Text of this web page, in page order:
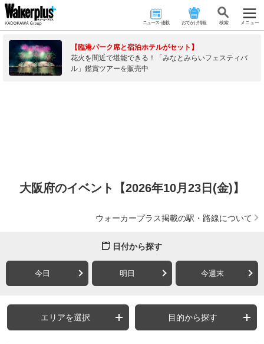
ニュース･連載 おでかけ情報 検 索 メニュー
【臨港パーク席と宿泊ホテルがセット】
花火を間近で堪能できる！「みなとみらいフェスティバ
ル」鑑賞ツアーを販売中
大阪府のイベント【2026年10月23日(金)】
ウォーカープラス掲載の駅・路線について
日付から探す
今日 明日 今週末
エリアを選択 目的から探す